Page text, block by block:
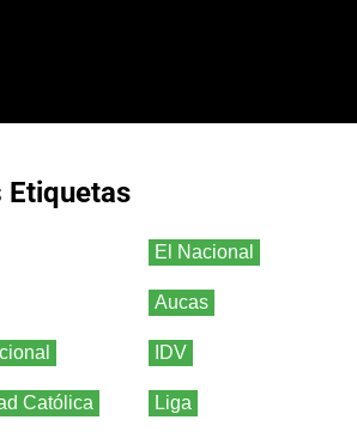
Etiquetas
El Nacional
Aucas
IDV
Católica Liga